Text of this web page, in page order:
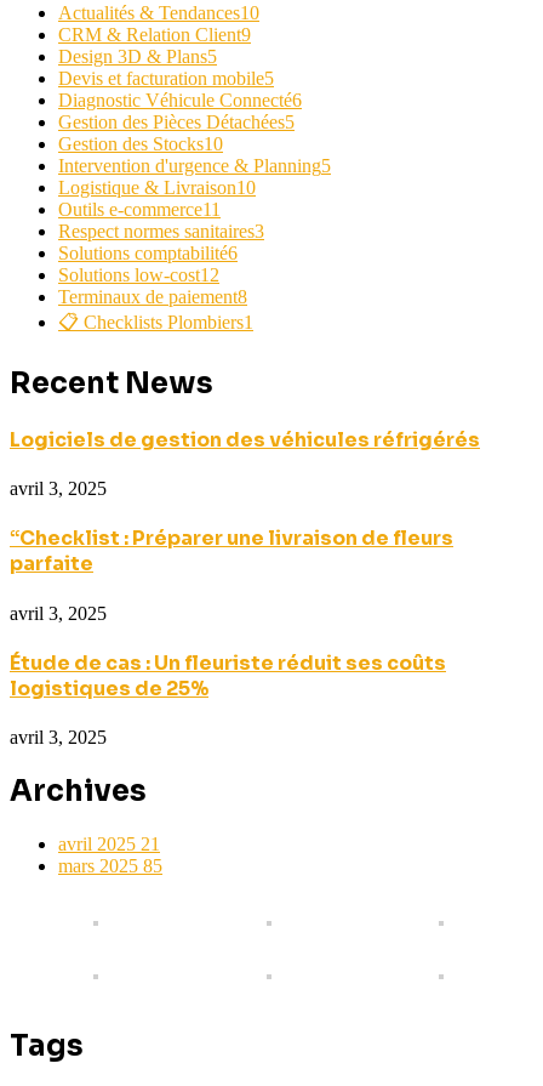
Actualités & Tendances10
CRM & Relation Client9
Design 3D & Plans5
Devis et facturation mobile5
Diagnostic Véhicule Connecté6
Gestion des Pièces Détachées5
Gestion des Stocks10
Intervention d'urgence & Planning5
Logistique & Livraison10
Outils e-commerce11
Respect normes sanitaires3
Solutions comptabilité6
Solutions low-cost12
Terminaux de paiement8
📋 Checklists Plombiers1
Recent News
Logiciels de gestion des véhicules réfrigérés
avril 3, 2025
“Checklist : Préparer une livraison de fleurs
parfaite
avril 3, 2025
Étude de cas : Un fleuriste réduit ses coûts
logistiques de 25%
avril 3, 2025
Archives
avril 2025 21
mars 2025 85
Tags